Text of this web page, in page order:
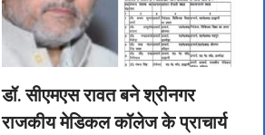
डॉ. सीएमएस रावत बने श्रीनगर
राजकीय मेडिकल कॉलेज के प्राचार्य